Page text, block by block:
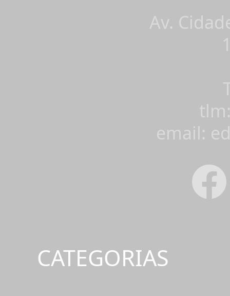
Av.
email:
CATEGORIAS